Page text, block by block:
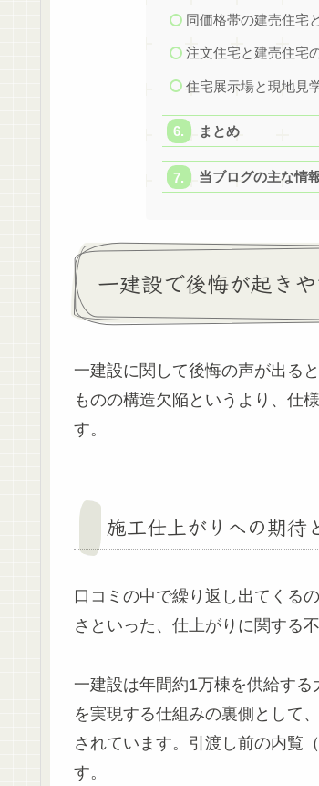
同価格帯の建売住宅
注文住宅と建売住宅
住宅展示場と現地見
まとめ
当ブログの主な情
一建設で後悔が起き
一建設に関して後悔の声が出る
ものの構造欠陥というより、仕
す。
施工仕上がりへの期待
口コミの中で繰り返し出てくる
さといった、仕上がりに関する不
一建設は年間約1万棟を供給す
を実現する仕組みの裏側として
されています。引渡し前の内覧
す。